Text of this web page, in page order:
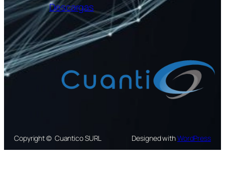
Descargas
Copyright © Cuantico SURL Designed withWordPress